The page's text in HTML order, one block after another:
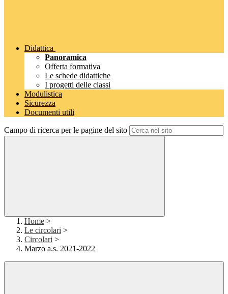
Didattica
Panoramica
Offerta formativa
Le schede didattiche
I progetti delle classi
Modulistica
Sicurezza
Documenti utili
Campo di ricerca per le pagine del sito
Home >
Le circolari >
Circolari >
Marzo a.s. 2021-2022